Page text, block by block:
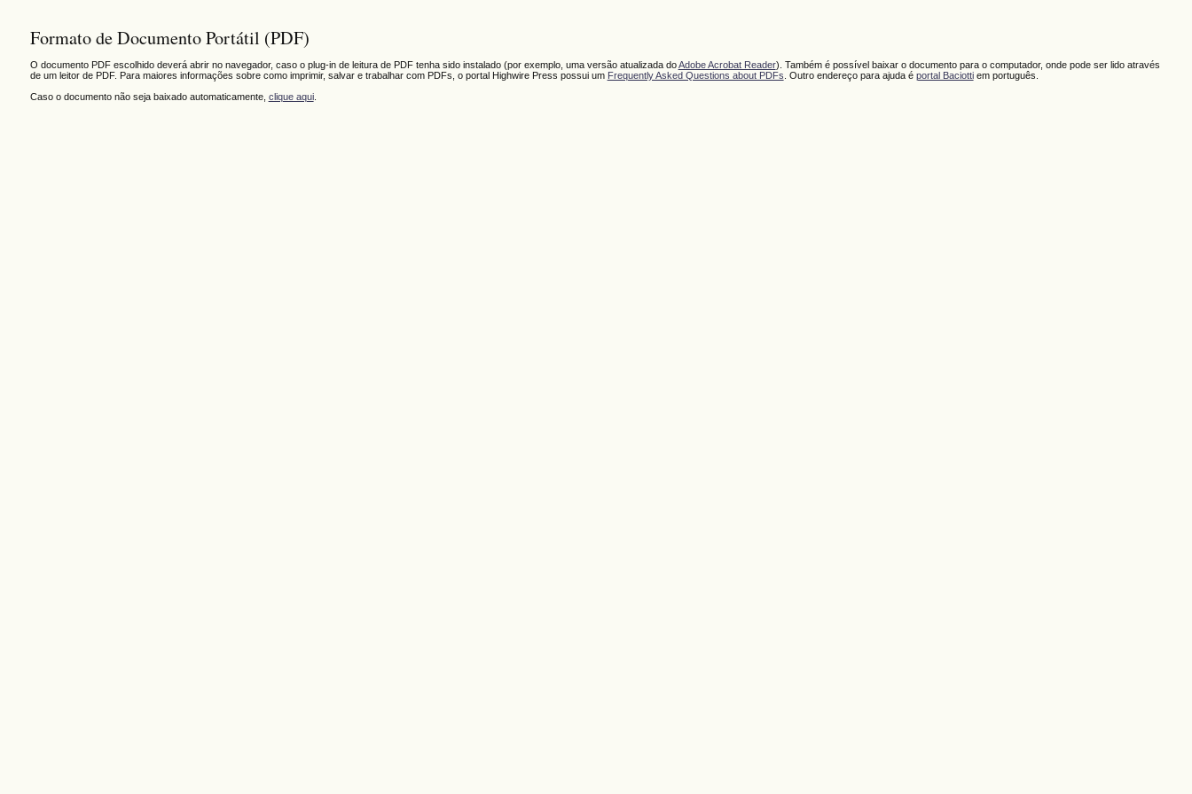
Formato de Documento Portátil (PDF)
O documento PDF escolhido deverá abrir no navegador, caso o plug-in de leitura de PDF tenha sido instalado (por exemplo, uma versão atualizada doAdobe Acrobat Reader). Também é possível baixar o documento para o computador, onde pode ser lido através
de um leitor de PDF. Para maiores informações sobre como imprimir, salvar e trabalhar com PDFs, o portal Highwire Press possui um Frequently Asked Questions about PDFs . Outro endereço para ajuda é portal Baciottiem português.
Caso o documento não seja baixado automaticamente, clique aqui.